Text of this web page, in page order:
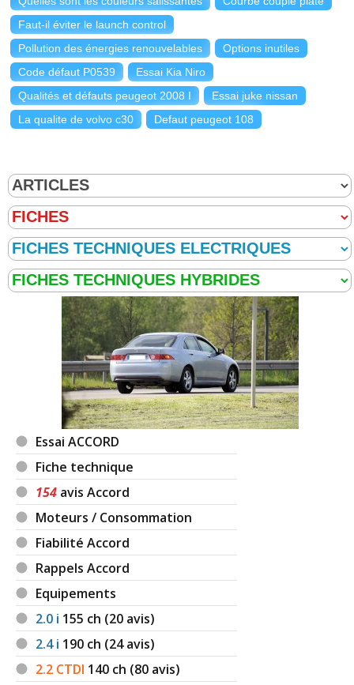
Faut-il éviter le launch control
Pollution des énergies renouvelables
Options inutiles
Code défaut P0539
Essai Kia Niro
Qualités et défauts peugeot 2008 I
Essai juke nissan
La qualite de volvo c30
Defaut peugeot 108
Essai ACCORD
Fiche technique
154 avis Accord
Moteurs / Consommation
Fiabilité Accord
Rappels Accord
Equipements
2.0 i 155 ch (20 avis)
2.4 i 190 ch (24 avis)
2.2 CTDI 140 ch (80 avis)